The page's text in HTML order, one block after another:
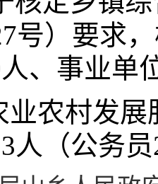
号）要求
人、事业
业农村发
人（公务